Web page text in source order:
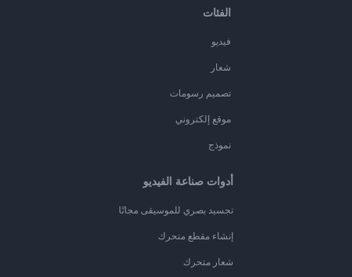
الفئات
فيديو
شعار
تصميم رسومات
موقع إلكتروني
نموذج
أدوات صناعة الفيديو
تجسيد بصري للموسيقى مجانًا
إنشاء مقطع متحرك
شعار متحرك